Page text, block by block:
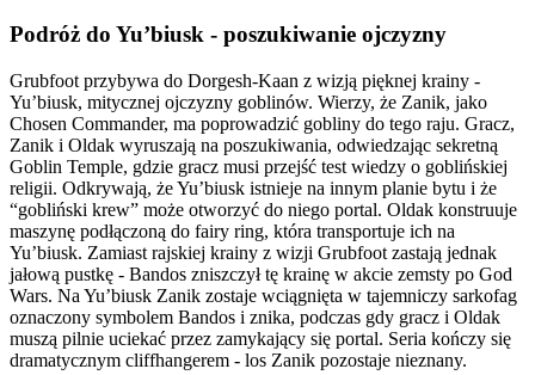
Podróż do Yu’biusk - poszukiwanie ojczyzny
Grubfoot przybywa do Dorgesh-Kaan z wizją pięknej krainy -
Yu’biusk, mitycznej ojczyzny goblinów. Wierzy, że Zanik, jako
Chosen Commander, ma poprowadzić gobliny do tego raju. Gracz,
Zanik i Oldak wyruszają na poszukiwania, odwiedzając sekretną
Goblin Temple, gdzie gracz musi przejść test wiedzy o goblińskiej
religii. Odkrywają, że Yu’biusk istnieje na innym planie bytu i że
“gobliński krew” może otworzyć do niego portal. Oldak konstruuje
maszynę podłączoną do fairy ring, która transportuje ich na
Yu’biusk. Zamiast rajskiej krainy z wizji Grubfoot zastają jednak
jałową pustkę - Bandos zniszczył tę krainę w akcie zemsty po God
Wars. Na Yu’biusk Zanik zostaje wciągnięta w tajemniczy sarkofag
oznaczony symbolem Bandos i znika, podczas gdy gracz i Oldak
muszą pilnie uciekać przez zamykający się portal. Seria kończy się
dramatycznym cliffhangerem - los Zanik pozostaje nieznany.